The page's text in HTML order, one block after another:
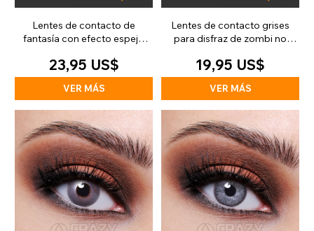
Lentes de contacto de
fantasía con efecto espejo
23,95 US$
VER MÁS
Lentes de contacto grises
para disfraz de zombi no
19,95 US$
VER MÁS